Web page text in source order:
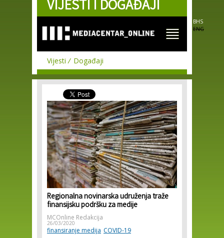
Skip to
main
VIJESTI I DOGAĐAJI
BHS
ENG
Vijesti Događaji
Regionalna novinarska udruženja traže
finansijsku podršku za medije
MCOnline Redakcija
26/03/2020
finansiranje medija COVID-19